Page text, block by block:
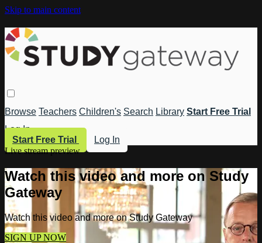
Skip to main content
Browse Teachers Children's Search Library Start Free Trial
Log In
Start Free Trial
Log In
Live stream preview
Watch this video and more on Study
Gateway
Watch this video and more on Study Gateway
SIGN UP NOW